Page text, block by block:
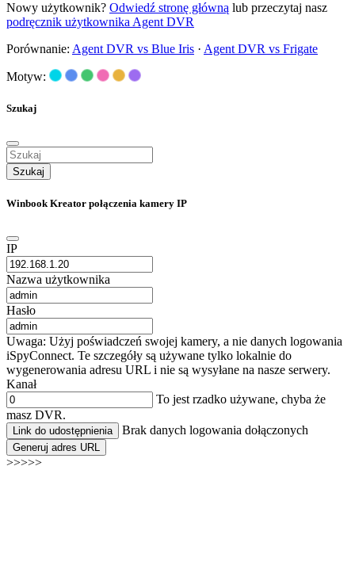
Nowy użytkownik? Odwiedź stronę główną lub przeczytaj nasz
podręcznik użytkownika Agent DVR
Porównanie: Agent DVR vs Blue Iris · Agent DVR vs Frigate
Motyw:
Szukaj
Szukaj
Winbook Kreator połączenia kamery IP
IP
Nazwa użytkownika
Hasło
Uwaga: Użyj poświadczeń swojej kamery, a nie danych logowania
iSpyConnect. Te szczegóły są używane tylko lokalnie do
wygenerowania adresu URL i nie są wysyłane na nasze serwery.
Kanał
To jest rzadko używane, chyba że
masz DVR.
Link do udostępnienia Brak danych logowania dołączonych
Generuj adres URL
>>>>>